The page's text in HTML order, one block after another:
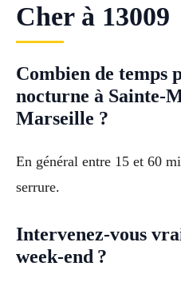
Cher à 13009
Combien de temps
nocturne à Sainte-
Marseille ?
En général entre 15 et 60
serrure.
Intervenez-vous
week-end ?